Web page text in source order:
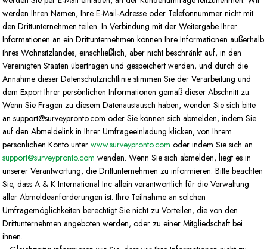
werden Ihren Namen, Ihre E-Mail-Adresse oder Telefonnummer nicht mit
den Drittunternehmen teilen. In Verbindung mit der Weitergabe Ihrer
Informationen an ein Drittunternehmen können Ihre Informationen außerhalb
Ihres Wohnsitzlandes, einschließlich, aber nicht beschränkt auf, in den
Vereinigten Staaten übertragen und gespeichert werden, und durch die
Annahme dieser Datenschutzrichtlinie stimmen Sie der Verarbeitung und
dem Export Ihrer persönlichen Informationen gemäß dieser Abschnitt zu.
Wenn Sie Fragen zu diesem Datenaustausch haben, wenden Sie sich bitte
an support@surveypronto.com oder Sie können sich abmelden, indem Sie
auf den Abmeldelink in Ihrer Umfrageeinladung klicken, von Ihrem
persönlichen Konto unterwww.surveypronto.com oder indem Sie sich an
support@surveypronto.com wenden. Wenn Sie sich abmelden, liegt es in
unserer Verantwortung, die Drittunternehmen zu informieren. Bitte beachten
Sie, dass A & K International Inc allein verantwortlich für die Verwaltung
aller Abmeldeanforderungen ist. Ihre Teilnahme an solchen
Umfragemöglichkeiten berechtigt Sie nicht zu Vorteilen, die von den
Drittunternehmen angeboten werden, oder zu einer Mitgliedschaft bei
ihnen.